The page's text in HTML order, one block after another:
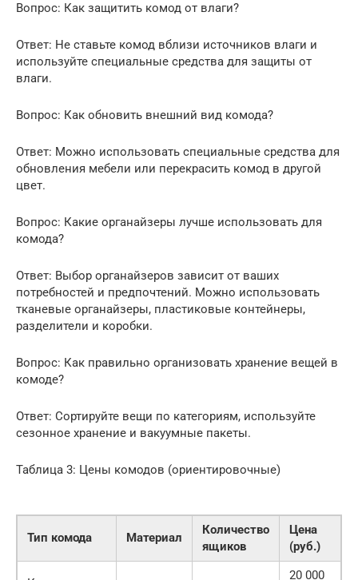
Вопрос: Как защитить комод от влаги?
Ответ: Не ставьте комод вблизи источников влаги и
используйте специальные средства для защиты от
влаги.
Вопрос: Как обновить внешний вид комода?
Ответ: Можно использовать специальные средства для
обновления мебели или перекрасить комод в другой
цвет.
Вопрос: Какие органайзеры лучше использовать для
комода?
Ответ: Выбор органайзеров зависит от ваших
потребностей и предпочтений. Можно использовать
тканевые органайзеры, пластиковые контейнеры,
разделители и коробки.
Вопрос: Как правильно организовать хранение вещей в
комоде?
Ответ: Сортируйте вещи по категориям, используйте
сезонное хранение и вакуумные пакеты.
Таблица 3: Цены комодов (ориентировочные)
Тип комода Материал
Количество
ящиков
Цена
(руб.)
20 000